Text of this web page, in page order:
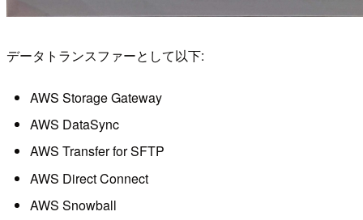
データトランスファーとして以下:
AWS Storage Gateway
AWS DataSync
AWS Transfer for SFTP
AWS Direct Connect
AWS Snowball